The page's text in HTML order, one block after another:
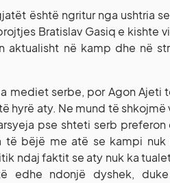
është ngritur nga ushtria
Bratislav Gasiq e kishte
në kamp dhe në
mediet serbe, por Agon Ajeti
hyrë aty. Ne mund të
pse shteti serb
të bëjë me atë se kampi
ndaj faktit se aty nuk ka
edhe ndonjë dyshek,